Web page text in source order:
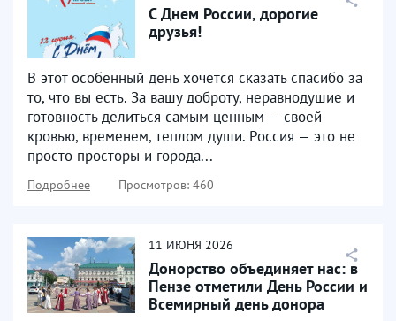
С Днем России, дорогие
друзья!
В этот особенный день хочется сказать спасибо за
то, что вы есть. За вашу доброту, неравнодушие и
готовность делиться самым ценным — своей
кровью, временем, теплом души. Россия — это не
просто просторы и города...
Подробнее Просмотров: 460
11 ИЮНЯ 2026
Донорство объединяет нас: в
Пензе отметили День России и
Всемирный день донора